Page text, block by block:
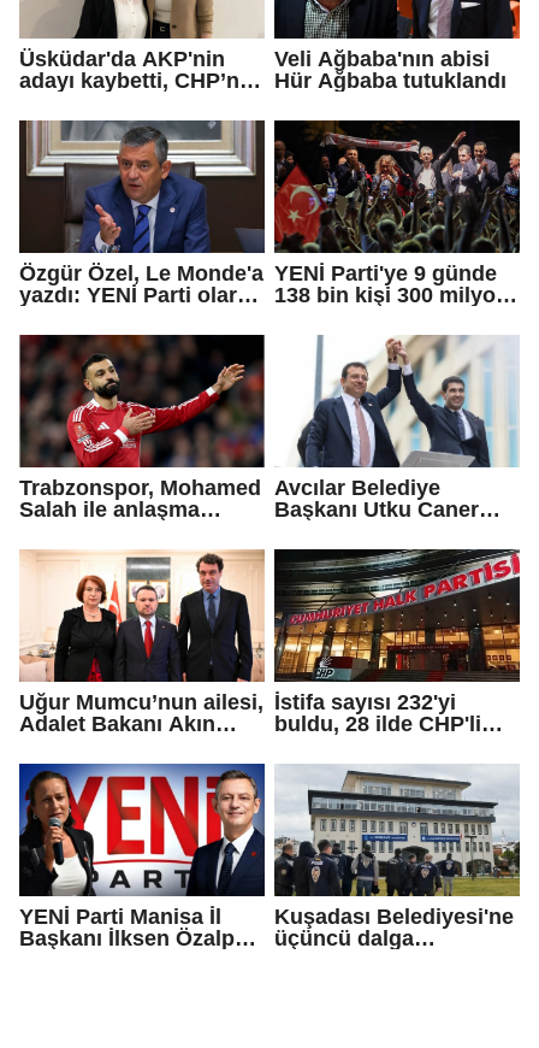
Üsküdar'da AKP'nin
adayı kaybetti, CHP’nin
Çetinkaya Başkan
Vekili seçildi
Veli Ağbaba'nın abisi
Hür Ağbaba tutuklandı
Özgür Özel, Le Monde'a
yazdı: YENİ Parti olarak
öneriyoruz
YENİ Parti'ye 9 günde
138 bin kişi 300 milyon
Trabzonspor, Mohamed
Salah ile anlaşma
Avcılar Belediye
Başkanı Utku Caner
kararı
Uğur Mumcu’nun ailesi,
Adalet Bakanı Akın
İstifa sayısı 232'yi
buldu, 28 ilde CHP'li
YENİ Parti Manisa İl
Başkanı İlksen Özalper
Kuşadası Belediyesi'ne
üçüncü dalga